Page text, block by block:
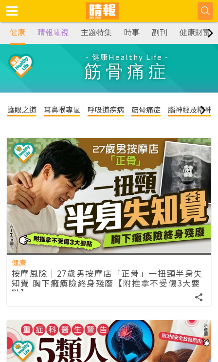
健康 晴報電視 主題特集 時事 副刊 健康財富
- 健康Healthy Life -
筋骨痛症
護眼之道 耳鼻喉專區 呼吸道疾病 筋骨痛症 腦神經及精神
健康
按摩風險｜27歲男按摩店「正骨」一扭頸半身失
知覺 胸下癱瘓險終身殘廢【附推拿不受傷3大要
點】